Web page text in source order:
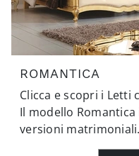
ROMANTICA
Clicca e scopri i Letti
Il modello
versioni matrimoniali.